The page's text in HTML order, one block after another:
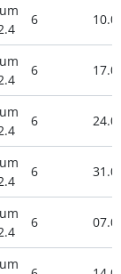
6
6
6
6
6